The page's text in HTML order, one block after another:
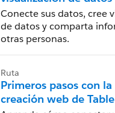
Tableau Desktop
Conecte sus datos, cree
de datos y comparta
otras personas.
Ruta
Primeros pasos con la
creación web de